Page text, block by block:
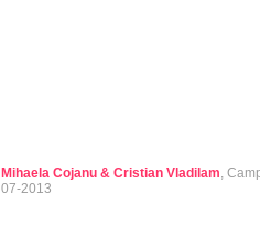
Mihaela Cojanu & Cristian Vladilam,
07-2013